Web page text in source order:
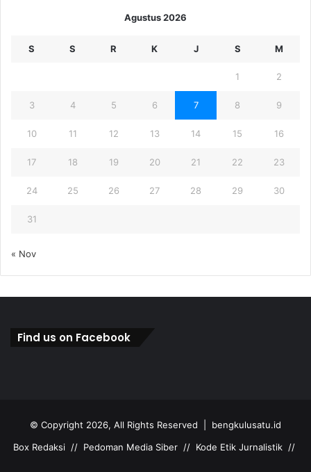
Agustus 2026
S S R K J S M
1 2
3 4 5 6 7 8 9
10 11 12 13 14 15 16
17 18 19 20 21 22 23
24 25 26 27 28 29 30
31
« Nov
Find us on Facebook
© Copyright 2026, All Rights Reserved | bengkulusatu.id
Box Redaksi // Pedoman Media Siber // Kode Etik Jurnalistik //